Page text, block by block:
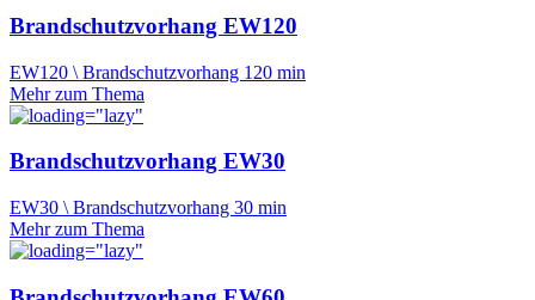
Brandschutzvorhang EW120
EW120 \ Brandschutzvorhang 120 min
Mehr zum Thema
Brandschutzvorhang EW30
EW30 \ Brandschutzvorhang 30 min
Mehr zum Thema